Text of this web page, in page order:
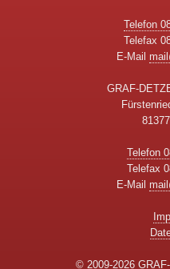
Telefon
Telefax
E-Mail
GRAF-
Telefon
Telefax
E-Mail
© 2009-2026